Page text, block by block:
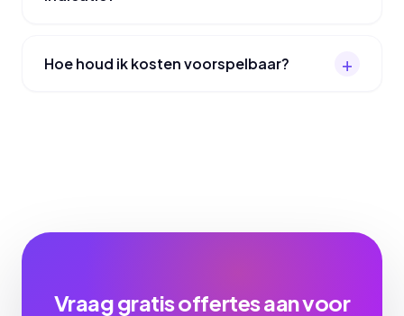
Hoe houd ik kosten voorspelbaar?
Vraag gratis offertes aan voor